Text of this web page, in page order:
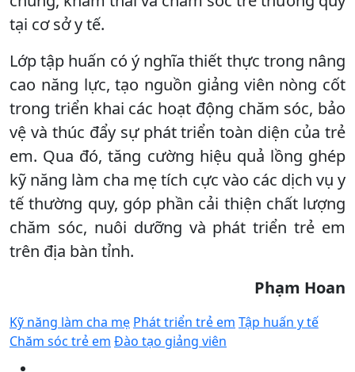
tại cơ sở y tế.
Lớp tập huấn có ý nghĩa thiết thực trong nâng
cao năng lực, tạo nguồn giảng viên nòng cốt
trong triển khai các hoạt động chăm sóc, bảo
vệ và thúc đẩy sự phát triển toàn diện của trẻ
em. Qua đó, tăng cường hiệu quả lồng ghép
kỹ năng làm cha mẹ tích cực vào các dịch vụ y
tế thường quy, góp phần cải thiện chất lượng
chăm sóc, nuôi dưỡng và phát triển trẻ em
trên địa bàn tỉnh.
Phạm Hoan
Kỹ năng làm cha mẹ Phát triển trẻ em Tập huấn y tế
Chăm sóc trẻ em Đào tạo giảng viên